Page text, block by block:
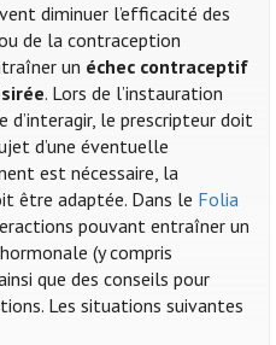
diminuer l’efficacité des
de la contraception
un échec contraceptif
. Lors de l’instauration
d’interagir, le prescripteur doit
d’une éventuelle
est nécessaire, la
être adaptée. Dans le Folia
pouvant entraîner un
(y compris
que des conseils pour
Les situations suivantes